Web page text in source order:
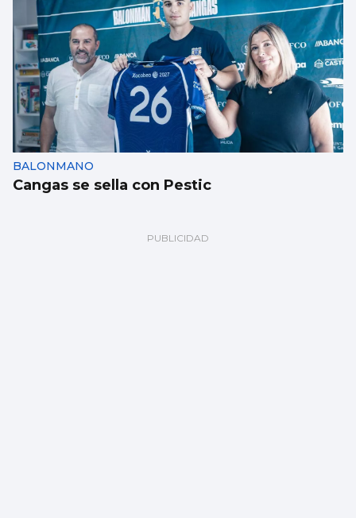
BALONMANO
Cangas se sella con Pestic